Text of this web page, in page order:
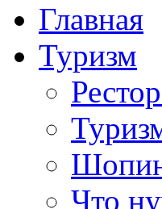
Главная
Туризм
Что